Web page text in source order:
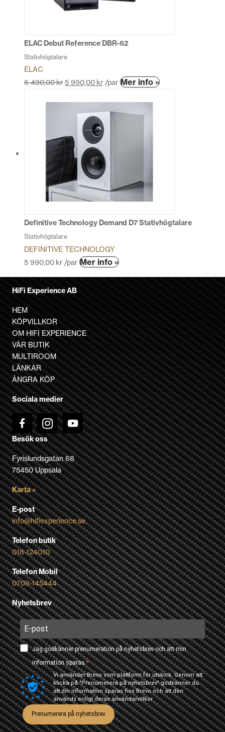
kan
ELAC Debut Reference DBR-62
Stativhögtalare
ELAC
6 490,00kr 5 990,00 kr /par Mer info »Den
produktsidan
Definitive Technology Demand D7 Stativhögtalare
Stativhögtalare
DEFINITIVE TECHNOLOGY
5 990,00 kr /par Mer info »Den
varianter.
De
olika
alternativen
kan
väljas
på
produktsidan
HiFi Experience AB
HEM
KÖPVILLKOR
OM HIFI EXPERIENCE
VÅR BUTIK
MULTIROOM
LÄNKAR
ÅNGRA KÖP
Sociala medier
Besök oss
Fyrislundsgatan 68
75450 Uppsala
Karta »
E-post
info@hifiexperience.se
Telefon butik
018-124010
Telefon Mobil
0709-145444
Nyhetsbrev
Jag godkänner prenumeration på nyhetsbrev och att min
information sparas.
Vi använder Brevo som plattform för utskick. Genom att
klicka på "Prenumerera på nyhetsbrev" godkänner du
att din information sparas hos Brevo och att den
används enligt derasanvändarvillkor
Prenumerera på nyhetsbrev